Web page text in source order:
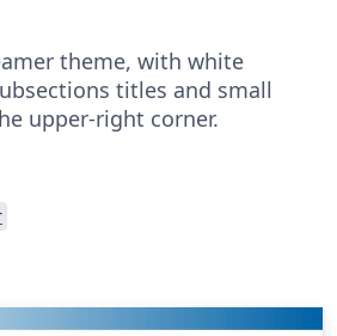
theme, with white
titles and small
upper-right corner.